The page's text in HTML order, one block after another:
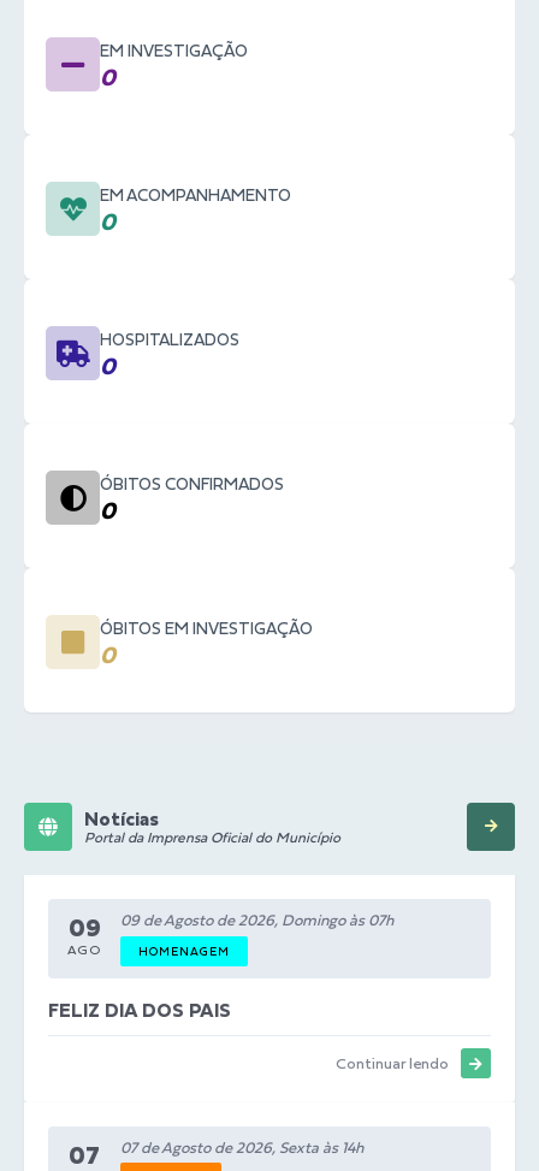
EM INVESTIGAÇÃO
0
EM ACOMPANHAMENTO
0
HOSPITALIZADOS
0
ÓBITOS CONFIRMADOS
0
ÓBITOS EM INVESTIGAÇÃO
0
Notícias
Portal da Imprensa Oficial do Município
09
AGO
09 de Agosto de 2026, Domingo às 07h
HOMENAGEM
FELIZ DIA DOS PAIS
Continuar lendo
07 07 de Agosto de 2026, Sexta às 14h